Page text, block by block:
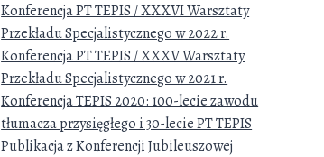
Konferencja PT TEPIS / XXXVI Warsztaty
Przekładu Specjalistycznego w 2022 r.
Konferencja PT TEPIS / XXXV Warsztaty
Przekładu Specjalistycznego w 2021 r.
Konferencja TEPIS 2020: 100-lecie zawodu
tłumacza przysięgłego i 30-lecie PT TEPIS
Publikacja z Konferencji Jubileuszowej